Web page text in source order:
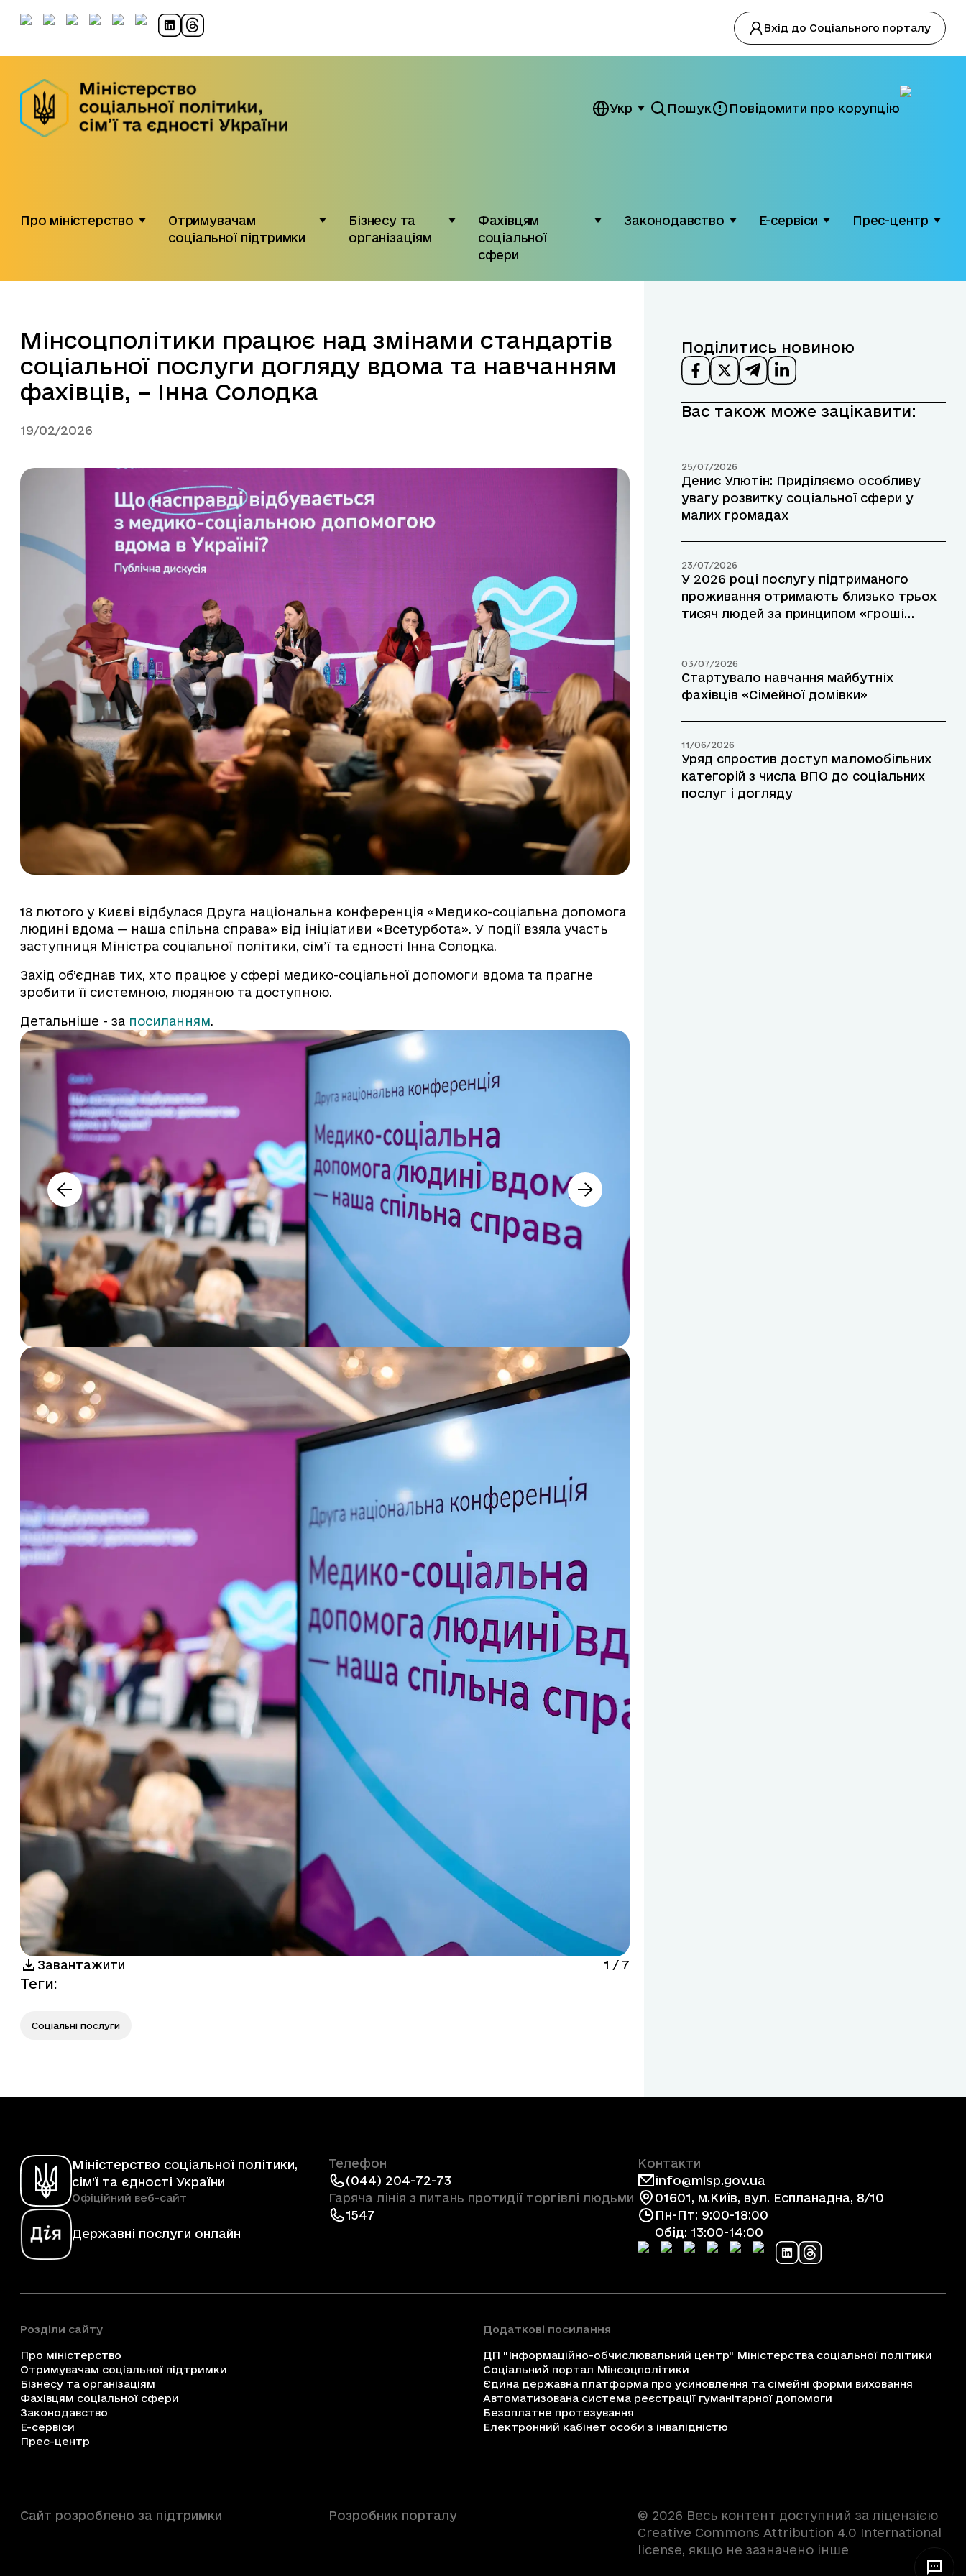
Вхід до Соціального порталу
Укр Пошук Повідомити про корупцію
Про міністерство
Отримувачам
соціальної підтримки
Бізнесу та
організаціям
Фахівцям
соціальної
сфери
Законодавство Е-сервіси Прес-центр
Мінсоцполітики працює над змінами стандартів
соціальної послуги догляду вдома та навчанням
фахівців, – Інна Солодка
19/02/2026
18 лютого у Києві відбулася Друга національна конференція «Медико-соціальна допомога
людині вдома — наша спільна справа» від ініціативи «Всетурбота». У події взяла участь
заступниця Міністра соціальної політики, сім’ї та єдності Інна Солодка.
Захід об’єднав тих, хто працює у сфері медико-соціальної допомоги вдома та прагне
зробити її системною, людяною та доступною.
Детальніше - за посиланням.
Завантажити 1 / 7
Теги:
Соціальні послуги
Поділитись новиною
Вас також може зацікавити:
25/07/2026
Денис Улютін: Приділяємо особливу
увагу розвитку соціальної сфери у
малих громадах
23/07/2026
У 2026 році послугу підтриманого
проживання отримають близько трьох
тисяч людей за принципом «гроші
03/07/2026
Стартувало навчання майбутніх
фахівців «Сімейної домівки»
11/06/2026
Уряд спростив доступ маломобільних
категорій з числа ВПО до соціальних
послуг і догляду
Міністерство соціальної політики,
сім'ї та єдності України
Офіційний веб-сайт
Державні послуги онлайн
Телефон
(044) 204-72-73
Гаряча лінія з питань протидії торгівлі людьми
1547
Контакти
info@mlsp.gov.ua
01601, м.Київ, вул. Еспланадна, 8/10
Пн-Пт: 9:00-18:00
Обід: 13:00-14:00
Розділи сайту
Про міністерство
Отримувачам соціальної підтримки
Бізнесу та організаціям
Фахівцям соціальної сфери
Законодавство
Е-сервіси
Прес-центр
Додаткові посилання
ДП "Інформаційно-обчислювальний центр" Міністерства соціальної політики
Соціальний портал Мінсоцполітики
Єдина державна платформа про усиновлення та сімейні форми виховання
Автоматизована система реєстрації гуманітарної допомоги
Безоплатне протезування
Електронний кабінет особи з інвалідністю
Сайт розроблено за підтримки Розробник порталу
© 2026 Весь контент доступний за ліцензією
Creative Commons Attribution 4.0 International
license, якщо не зазначено інше